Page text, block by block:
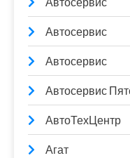
Автосервис
Автосервис
Автосервис
АвтоТехЦентр
Агат